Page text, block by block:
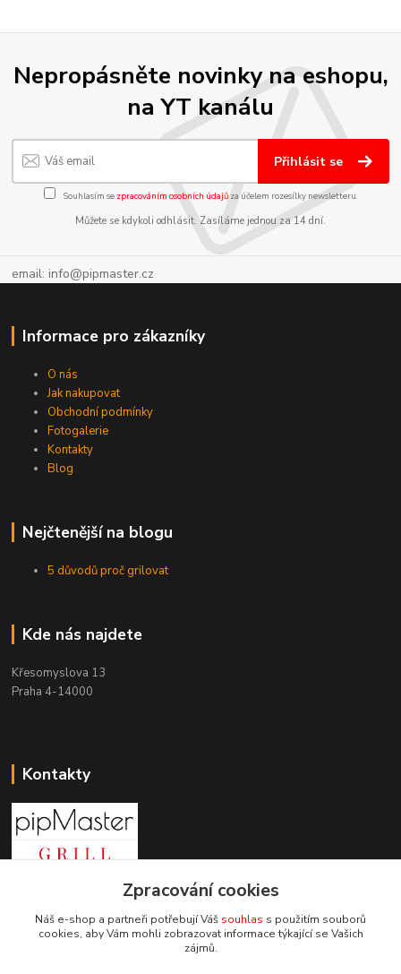
Nepropásněte novinky na eshopu,
na YT kanálu
Přihlásit se
Souhlasím se zpracováním osobních údajůza účelem rozesílky newsletteru.
Můžete se kdykoli odhlásit. Zasíláme jednou za 14 dní.
email: info@pipmaster.cz
Informace pro zákazníky
O nás
Jak nakupovat
Obchodní podmínky
Fotogalerie
Kontakty
Blog
Nejčtenější na blogu
5 důvodů proč grilovat
Kde nás najdete
Křesomyslova 13
Praha 4-14000
Kontakty
+420 603 197 240
info@pipmaster.cz
Zpracování cookies
Náš e-shop a partneři potřebují Váš souhlas s použitím souborů
cookies, aby Vám mohli zobrazovat informace týkající se Vašich
zájmů.